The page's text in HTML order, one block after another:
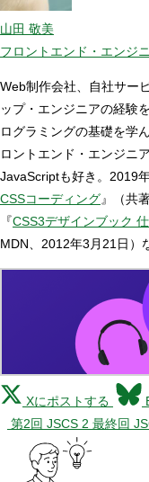
山田 敬美
フロントエンド・エンジ
Web制作会社、自社サー
ップ・エンジニアの経験
ログラミングの基礎を学
ロントエンド・エンジニ
JavaScriptも好き。2019
CSSコーディング』（共
『CSS3デザインブック
MDN、2012年3月21日）
Xにポストする
第2回 JSCS 2 最終回